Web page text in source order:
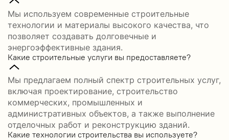
Мы используем современные строительные
технологии и материалы высокого качества, что
позволяет создавать долговечные и
энергоэффективные здания.
Какие строительные услуги вы предоставляете?
Мы предлагаем полный спектр строительных услуг,
включая проектирование, строительство
коммерческих, промышленных и
административных объектов, а также выполнение
отделочных работ и реконструкцию зданий.
Какие технологии строительства вы используете?